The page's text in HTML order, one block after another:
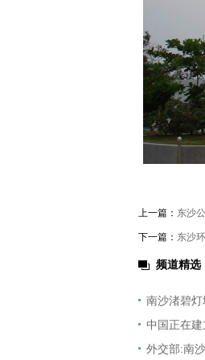
上一篇： 东沙
下一篇： 东沙
频道精选
南沙渚碧
中国正在
外交部:南